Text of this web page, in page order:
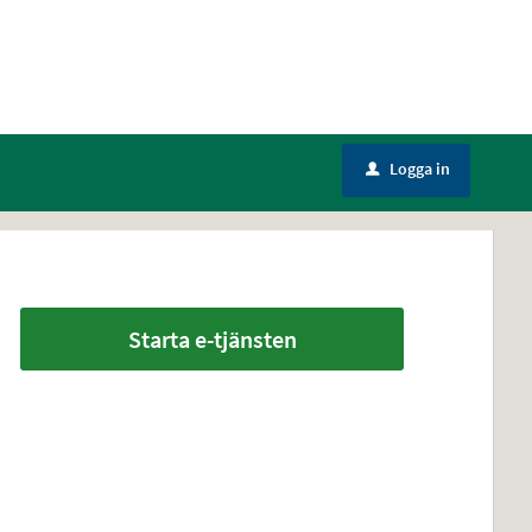
u Logga in
Starta e-tjänsten